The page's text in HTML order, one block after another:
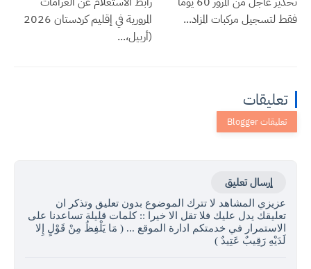
فقط لتسجيل مركبات المزاد...
المرورية في إقليم كردستان 2026
(أربيل،...
تعليقات
إرسال تعليق
عزيزي المشاهد لا تترك الموضوع بدون تعليق وتذكر ان
تعليقك يدل عليك فلا تقل الا خيرا :: كلمات قليلة تساعدنا على
الاستمرار في خدمتكم ادارة الموقع ... ( مَا يَلْفِظُ مِنْ قَوْلٍ إِلا
لَدَيْهِ رَقِيبٌ عَتِيدٌ )